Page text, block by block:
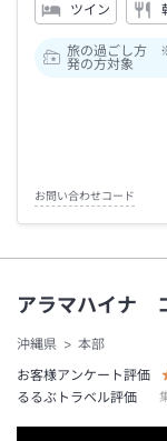
ツイン
旅の過ごし方
発の方対象
お問い合わせコード
アラマハイナ
沖縄県
本部
お客様アンケート評価
るるぶトラベル評価